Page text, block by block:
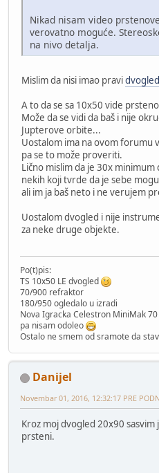
Nikad nisam video
verovatno moguće.
na nivo detalja.
Mislim da nisi imao pravidvogled
A to da se sa 10x50 vide
Može da se vidi da baš i nije
Jupterove orbite...
Uostalom ima na ovom forumu
pa se to može proveriti.
Lično mislim da je 30x minimum
nekih koji tvrde da je sebe
ali im ja baš neto i ne verujem
Uostalom dvogled i nije
za neke druge objekte.
Po(t)pis:
TS 10x50 LE dvogled
70/900 refraktor
180/950 ogledalo u izradi
Nova Igracka Celestron MiniMak
pa nisam odoleo
Ostalo ne smem od sramote da
Danijel
Novembar 01, 2016, 12:32:17 PRE
Kroz moj dvogled 20x90 sasvim
prsteni.